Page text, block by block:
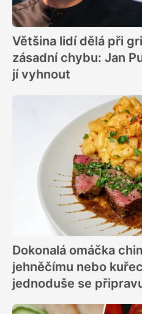
Většina lidí dělá při
zásadní chybu: Jan
jí vyhnout
Dokonalá omáčka
jehněčímu nebo
jednoduše se